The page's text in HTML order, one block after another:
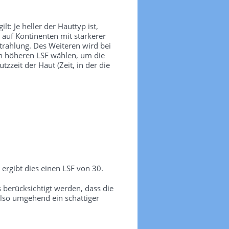
Je heller der Hauttyp ist,
Kontinenten mit stärkerer
Des Weiteren wird bei
LSF wählen, um die
der Haut (Zeit, in der die
dies einen LSF von 30.
werden, dass die
umgehend ein schattiger